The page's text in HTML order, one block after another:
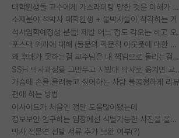
대학원생들 교수에게 가스라이팅 당한 것은 이해가 갑니다. 안타깝네요.
소재분야 석박사 대학원생 + 물박사들이 착각하는 거
석사입학
포스텍 억까에 대해 (동문의 학문적 아웃풋에 대한 반박)
왜 후배가 못하는걸 교수님은 내 책임으로 돌리는걸까요?
SSH 박사과정을 그만두고
가슴에 손을 올려놓고 싫어하는 사람 불공정하게 리뷰
편애 하는 방법
이사이트가 처음엔 정말 도움많이됐는데
정보보안 연구하는 입장에선 식별가능한 사진을 올리는건 비추이긴함
박사 전문연 선발 서류 추가 보완 여부(?)